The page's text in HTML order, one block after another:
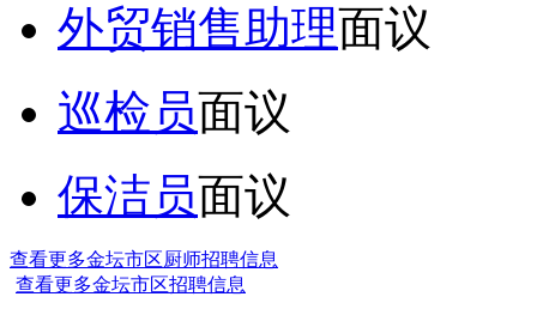
外贸销售助理面议
巡检员面议
保洁员面议
查看更多金坛市区厨师招聘信息
查看更多金坛市区招聘信息